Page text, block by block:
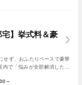
宅】挙式料＆豪
せず、おふたりペースで豪華
で「悩みが全部解消した」
～